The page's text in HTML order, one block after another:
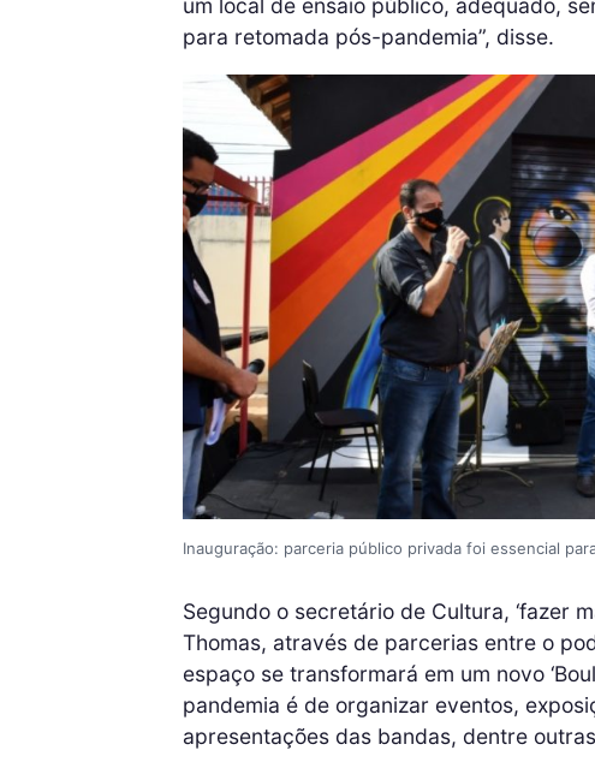
um local de ensaio público, adequado,
para retomada pós-pandemia”, disse.
Inauguração: parceria público privada foi essencial
Segundo o secretário de Cultura, ‘fazer
Thomas, através de parcerias entre o
espaço se transformará em um novo
pandemia é de organizar eventos,
apresentações das bandas, dentre